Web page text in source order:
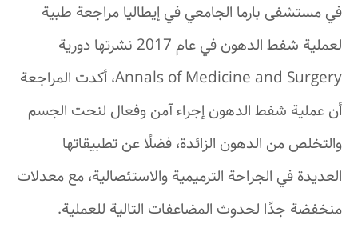
في مستشفى بارما الجامعي في إيطاليا مراجعة طبية
لعملية شفط الدهون في عام 2017 نشرتها دورية
Annals of Medicine and Surgery، أكدت المراجعة
أن عملية شفط الدهون إجراء آمن وفعال لنحت الجسم
والتخلص من الدهون الزائدة، فضلًا عن تطبيقاتها
العديدة في الجراحة الترميمية والاستئصالية، مع معدلات
منخفضة جدًا لحدوث المضاعفات التالية للعملية.